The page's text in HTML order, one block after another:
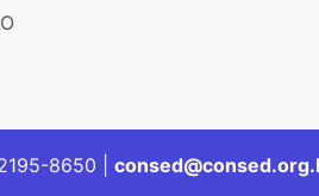
8650 |